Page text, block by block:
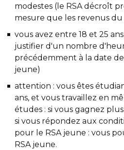
modestes (le RSA décroît
mesure que les revenus
vous avez entre 18 et 25
justifier d'un nombre
précédemment à la date
jeune)
attention : vous êtes
ans, et vous travaillez en
études : si vous gagnez
si vous répondez aux
pour le RSA jeune : vous
RSA jeune.